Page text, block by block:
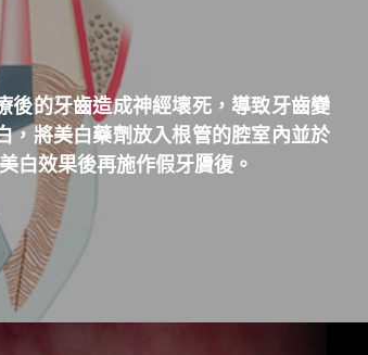
後的牙齒造成神經壞死，導致牙齒變
，將美白藥劑放入根管的腔室內並於
白效果後再施作假牙贗復。